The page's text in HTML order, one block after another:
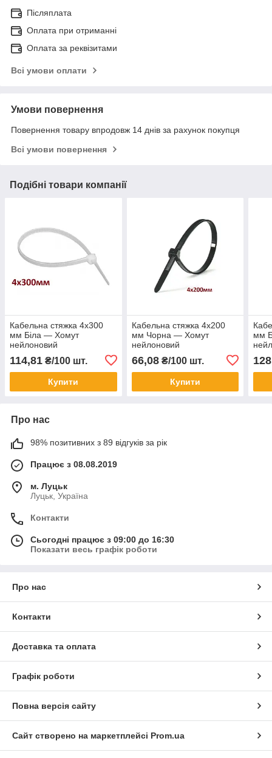
Післяплата
Оплата при отриманні
Оплата за реквізитами
Всі умови оплати
Умови повернення
Повернення товару впродовж 14 днів за рахунок покупця
Всі умови повернення
Подібні товари компанії
Кабельна стяжка 4х300
мм Біла — Хомут
нейлоновий
114,81 ₴/100 шт.
Купити
Кабельна стяжка 4х200
мм Чорна — Хомут
нейлоновий
66,08₴/100 шт.
Купити
мм
Про нас
98% позитивних з 89 відгуків за рік
Працює з 08.08.2019
м. Луцьк
Луцьк, Україна
Контакти
Сьогодні працює з 09:00 до 16:30
Показати весь графік роботи
Про нас
Контакти
Доставка та оплата
Графік роботи
Повна версія сайту
Сайт створено на маркетплейсі Prom.ua